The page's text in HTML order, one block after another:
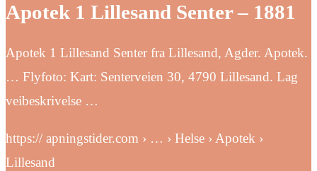
Apotek 1 Lillesand Senter – 1881
Apotek 1 Lillesand Senter fra Lillesand, Agder. Apotek.
… Flyfoto: Kart: Senterveien 30, 4790 Lillesand. Lag
veibeskrivelse …
https:// apningstider.com › … › Helse › Apotek ›
Lillesand